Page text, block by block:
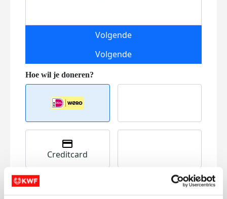
Volgende
Volgende
Creditcard
Referentie